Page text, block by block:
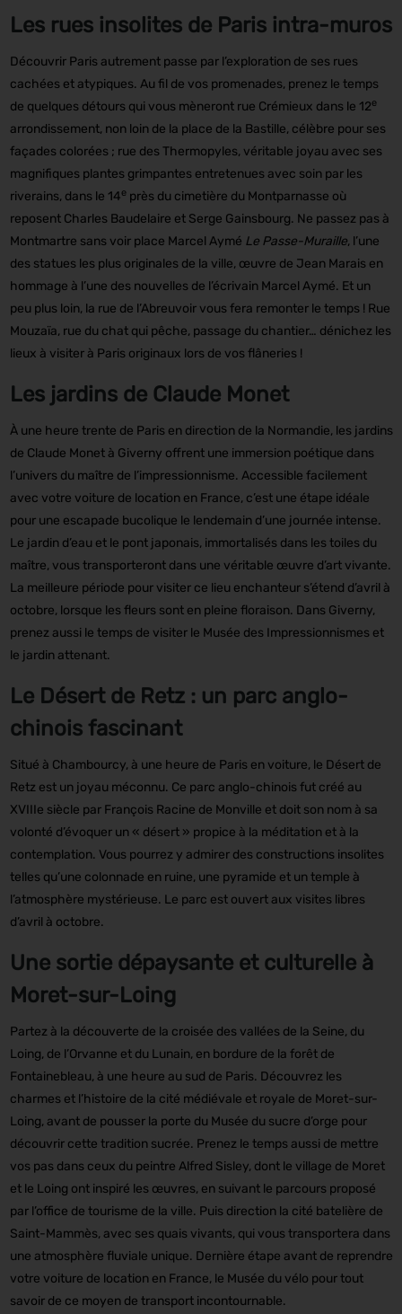
Les rues insolites de Paris intra-muros
Découvrir Paris autrement passe par l’exploration de ses rues
cachées et atypiques. Au fil de vos promenades, prenez le temps
de quelques détours qui vous mèneront rue Crémieux dans le 12e
arrondissement, non loin de la place de la Bastille, célèbre pour ses
façades colorées ; rue des Thermopyles, véritable joyau avec ses
magnifiques plantes grimpantes entretenues avec soin par les
riverains, dans le 14eprès du cimetière du Montparnasse où
reposent Charles Baudelaire et Serge Gainsbourg. Ne passez pas à
Montmartre sans voir place Marcel Aymé Le Passe-Muraille, l’une
des statues les plus originales de la ville, œuvre de Jean Marais en
hommage à l’une des nouvelles de l’écrivain Marcel Aymé. Et un
peu plus loin, la rue de l’Abreuvoir vous fera remonter le temps ! Rue
Mouzaïa, rue du chat qui pêche, passage du chantier… dénichez les
lieux à visiter à Paris originaux lors de vos flâneries !
Les jardins de Claude Monet
À une heure trente de Paris en direction de la Normandie, les jardins
de Claude Monet à Giverny offrent une immersion poétique dans
l’univers du maître de l’impressionnisme. Accessible facilement
avec votre voiture de location en France, c’est une étape idéale
pour une escapade bucolique le lendemain d’une journée intense.
Le jardin d’eau et le pont japonais, immortalisés dans les toiles du
maître, vous transporteront dans une véritable œuvre d’art vivante.
La meilleure période pour visiter ce lieu enchanteur s’étend d’avril à
octobre, lorsque les fleurs sont en pleine floraison. Dans Giverny,
prenez aussi le temps de visiter le Musée des Impressionnismes et
le jardin attenant.
Le Désert de Retz : un parc anglo-
chinois fascinant
Situé à Chambourcy, à une heure de Paris en voiture, le Désert de
Retz est un joyau méconnu. Ce parc anglo-chinois fut créé au
XVIIIe siècle par François Racine de Monville et doit son nom à sa
volonté d’évoquer un « désert » propice à la méditation et à la
contemplation. Vous pourrez y admirer des constructions insolites
telles qu’une colonnade en ruine, une pyramide et un temple à
l’atmosphère mystérieuse. Le parc est ouvert aux visites libres
d’avril à octobre.
Une sortie dépaysante et culturelle à
Moret-sur-Loing
Partez à la découverte de la croisée des vallées de la Seine, du
Loing, de l’Orvanne et du Lunain, en bordure de la forêt de
Fontainebleau, à une heure au sud de Paris. Découvrez les
charmes et l’histoire de la cité médiévale et royale de Moret-sur-
Loing, avant de pousser la porte du Musée du sucre d’orge pour
découvrir cette tradition sucrée. Prenez le temps aussi de mettre
vos pas dans ceux du peintre Alfred Sisley, dont le village de Moret
et le Loing ont inspiré les œuvres, en suivant le parcours proposé
par l’office de tourisme de la ville. Puis direction la cité batelière de
Saint-Mammès, avec ses quais vivants, qui vous transportera dans
une atmosphère fluviale unique. Dernière étape avant de reprendre
votre voiture de location en France, le Musée du vélo pour tout
savoir de ce moyen de transport incontournable.